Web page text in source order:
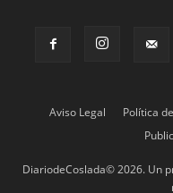
Aviso Legal Política
DiariodeCoslada© 2026. Un